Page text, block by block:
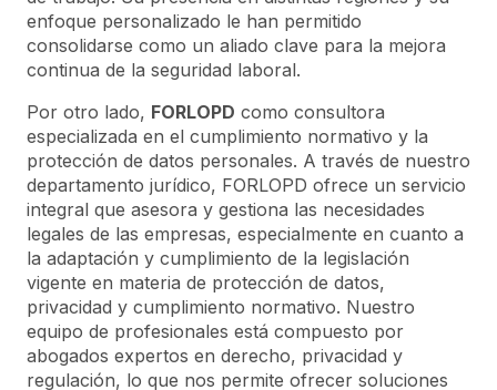
enfoque personalizado le han permitido
consolidarse como un aliado clave para la mejora
continua de la seguridad laboral.
Por otro lado, FORLOPD como consultora
especializada en el cumplimiento normativo y la
protección de datos personales. A través de nuestro
departamento jurídico, FORLOPD ofrece un servicio
integral que asesora y gestiona las necesidades
legales de las empresas, especialmente en cuanto a
la adaptación y cumplimiento de la legislación
vigente en materia de protección de datos,
privacidad y cumplimiento normativo. Nuestro
equipo de profesionales está compuesto por
abogados expertos en derecho, privacidad y
regulación, lo que nos permite ofrecer soluciones